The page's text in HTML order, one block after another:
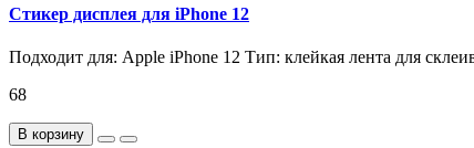
Стикер дисплея для iPhone 12
Подходит для: Apple iPhone 12 Тип: клейкая лента для
68
В корзину